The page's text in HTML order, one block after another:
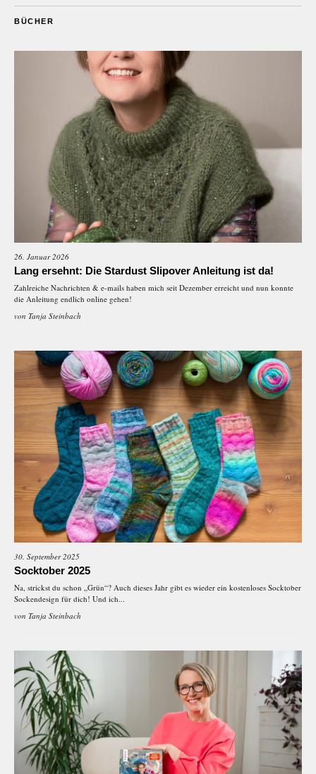
BÜCHER
26. Januar 2026
Lang ersehnt: Die Stardust Slipover Anleitung ist da!
Zahlreiche Nachrichten & e-mails haben mich seit Dezember erreicht und nun konnte
die Anleitung endlich online gehen!
von Tanja Steinbach
30. September 2025
Socktober 2025
Na, strickst du schon „Grün“? Auch dieses Jahr gibt es wieder ein kostenloses Socktober
Sockendesign für dich! Und ich...
von Tanja Steinbach